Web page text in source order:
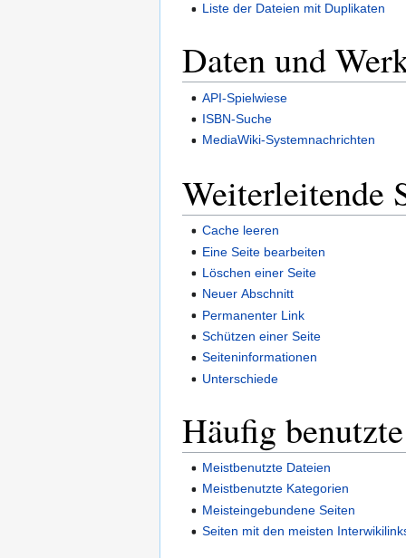
Liste der Dateien mit Duplikaten
Daten und
API-Spielwiese
ISBN-Suche
MediaWiki-Systemnachrichten
Weiterleitende
Cache leeren
Eine Seite bearbeiten
Löschen einer Seite
Neuer Abschnitt
Permanenter Link
Schützen einer Seite
Seiteninformationen
Unterschiede
Häufig
Meistbenutzte Dateien
Meistbenutzte Kategorien
Meisteingebundene Seiten
Seiten mit den meisten